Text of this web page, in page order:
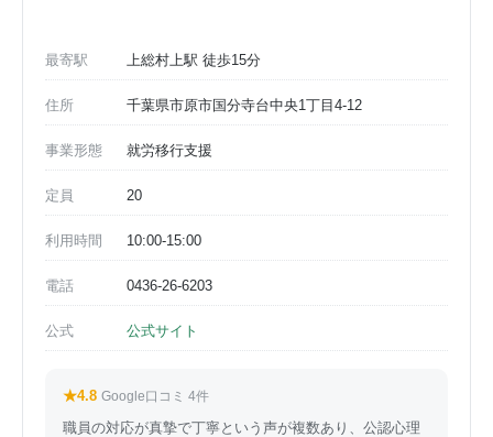
最寄駅 上総村上駅 徒歩15分
住所 千葉県市原市国分寺台中央1丁目4-12
事業形態 就労移行支援
定員 20
利用時間 10:00-15:00
電話 0436-26-6203
公式 公式サイト
★4.8 Google口コミ 4件
職員の対応が真摯で丁寧という声が複数あり、公認心理